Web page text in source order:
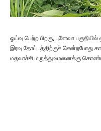
ஓய்வு பெற்ற பிறகு, புனேவா
இரவு தோட்டத்திற்குச் சென்றபோது
மதவாச்சி மருத்துவமனைக்கு